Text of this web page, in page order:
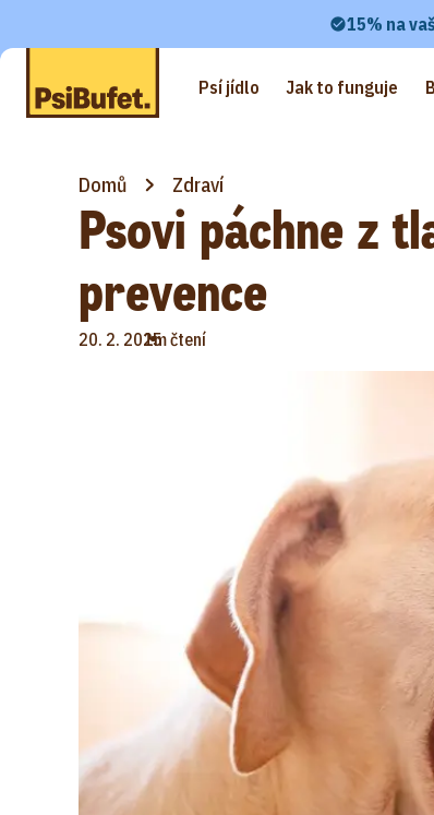
15% na
Psí jídlo Jak to funguje
Domů Zdraví
Psovi páchne z
prevence
20. 2. 2025
•
1m čtení